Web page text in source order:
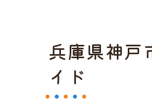
兵庫県神戸
イド